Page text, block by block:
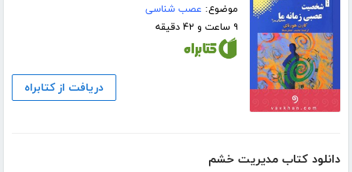
موضوع: عصب شناسی
۹ ساعت و ۴۲ دقیقه
دریافت از کتابراه
دانلود کتاب مدیریت خشم